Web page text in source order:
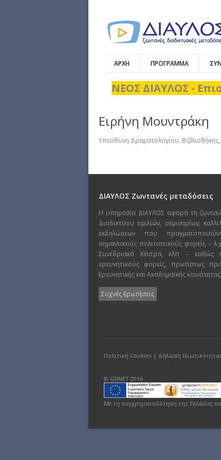
ΑΡΧΗ ΠΡΟΓΡΑΜΜΑ
ΝΕΟΣ ΔΙΑΥΛΟΣ -
Ειρήνη Μουντράκη
Υπεύθυνη Δραματολογίου,
ΔΙΑΥΛΟΣ Ζωντανές μεταδόσεις
Η υπηρεσία ΔΙΑΥΛΟΣ αφορά τη
Διαδικτύου ομιλιών, σεμιναρίων,
εκδηλώσεων που
σημαντικούς πολιτιστικούς φορείς –
Συνεδριακά Κέντρα, κλπ – καθώς
ερευνητικούς φορείς, πρωτίστως
Ερευνητικής και Ακαδημαϊκής
Συχνές Ερωτήσεις
Πολιτική Cookies | Δήλωση
© GRNET 2016
Με τη συγχρηματοδότηση της Ελλάδας